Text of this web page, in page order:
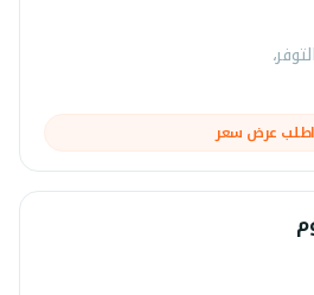
اطلب عرض سعر